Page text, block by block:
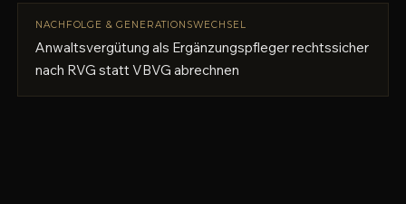
NACHFOLGE & GENERATIONSWECHSEL
Anwaltsvergütung als Ergänzungspfleger rechtssicher
nach RVG statt VBVG abrechnen